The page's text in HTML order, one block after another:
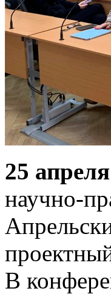
25 апреля
научно-
В